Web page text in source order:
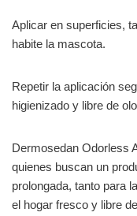
Aplicar en superficies,
habite la mascota.
Repetir la aplicación
higienizado y libre de
Dermosedan Odorless
quienes buscan un
prolongada, tanto para
el hogar fresco y libre